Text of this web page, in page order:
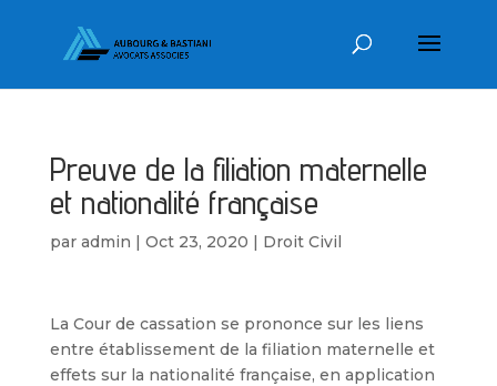
Preuve de la filiation maternelle
et nationalité française
par admin | Oct 23, 2020 | Droit Civil
La Cour de cassation se prononce sur les liens
entre établissement de la filiation maternelle et
effets sur la nationalité française, en application